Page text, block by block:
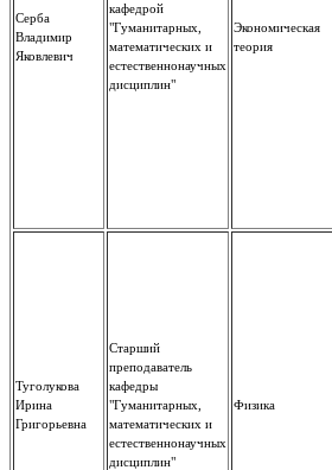
Серба
Владимир
Яковлевич
кафедрой
"Гуманитарных,
математических и
естественнонаучных
дисциплин"
Экономическая
теория
Туголукова
Ирина
Григорьевна
Старший
преподаватель
кафедры
"Гуманитарных,
математических и
естественнонаучных
дисциплин"
Физика